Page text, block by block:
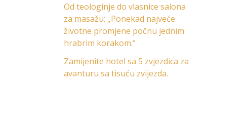
Od teologinje do vlasnice salona
za masažu: „Ponekad najveće
životne promjene počnu jednim
hrabrim korakom.“
Zamijenite hotel sa 5 zvjezdica za
avanturu sa tisuću zvijezda.